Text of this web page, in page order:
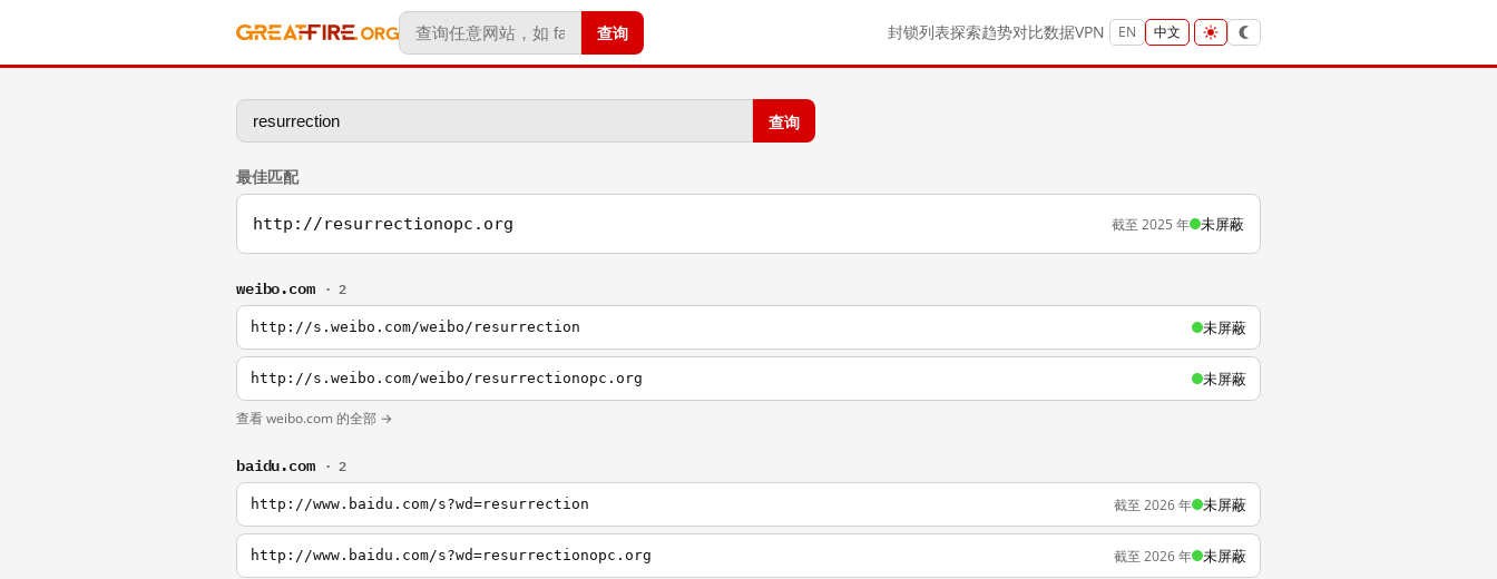
查询 封锁列表探索趋势对比数据VPN EN 中文
查询
最佳匹配
http://resurrectionopc.org 截至 2025 年 未屏蔽
weibo.com · 2
http://s.weibo.com/weibo/resurrection 未屏蔽
http://s.weibo.com/weibo/resurrectionopc.org 未屏蔽
查看 weibo.com 的全部 →
baidu.com · 2
http://www.baidu.com/s?wd=resurrection 截至 2026 年 未屏蔽
http://www.baidu.com/s?wd=resurrectionopc.org 截至 2026 年 未屏蔽